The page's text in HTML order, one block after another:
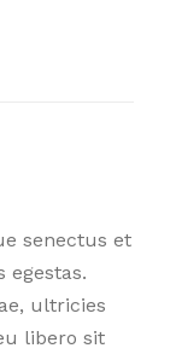
senectus et
egestas.
ultricies
libero sit